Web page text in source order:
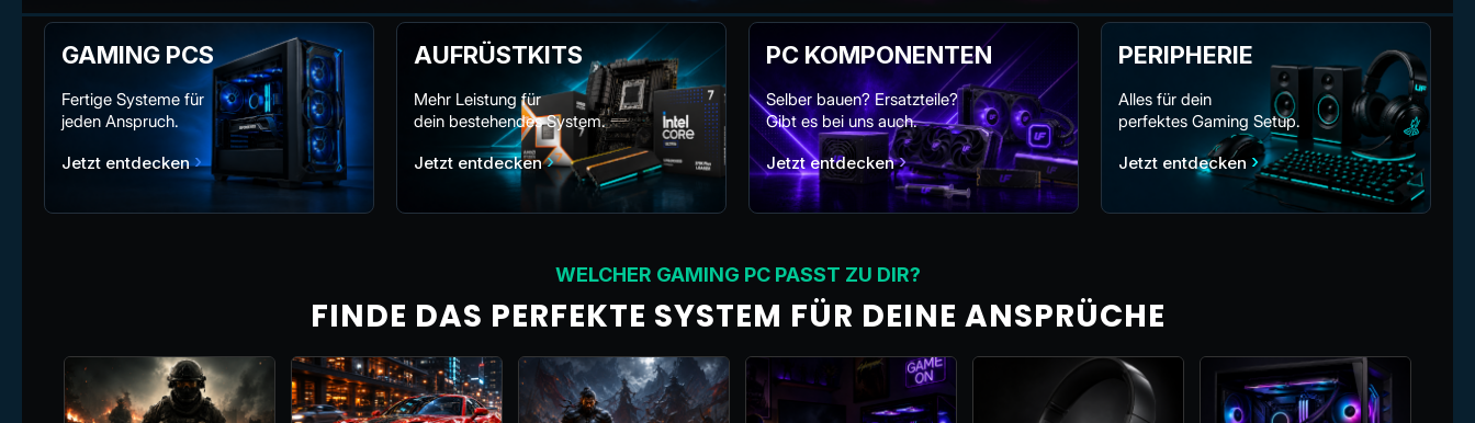
GAMING PCS
Fertige Systeme für
jeden Anspruch.
Jetzt entdecken›
AUFRÜSTKITS
Mehr Leistung für
dein bestehendes System.
Jetzt entdecken›
PC KOMPONENTEN
Selber bauen? Ersatzteile?
Gibt es bei uns auch.
Jetzt entdecken›
PERIPHERIE
Alles für dein
perfektes Gaming Setup.
Jetzt entdecken›
WELCHER GAMING PC PASST ZU DIR?
FINDE DAS PERFEKTE SYSTEM FÜR DEINE ANSPRÜCHE